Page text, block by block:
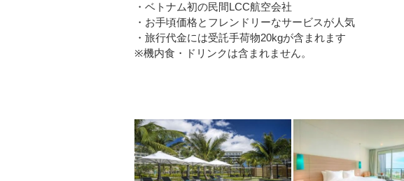
・ベトナム初の民間LCC航空会社
・お手頃価格とフレンドリーなサービスが人気
・旅行代金には受託手荷物20kgが含まれます
※機内食・ドリンクは含まれません。